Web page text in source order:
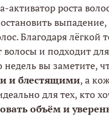
активатор роста
Благодаря
волосы и подходит
недель вы заметите,
и блестящими, а
для тех, кто
объём и